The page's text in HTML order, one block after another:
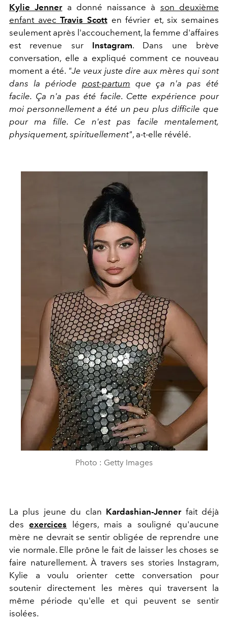
Kylie Jennera donné naissance à son deuxième
enfant avecTravis Scotten février et, six semaines
seulement après l'accouchement, la femme d'affaires
est revenue sur Instagram. Dans une brève
conversation, elle a expliqué comment ce nouveau
moment a été. "Je veux juste dire aux mères qui sont
dans la période post-partum que ça n'a pas été
facile. Ça n'a pas été facile. Cette expérience pour
moi personnellement a été un peu plus difficile que
pour ma fille. Ce n'est pas facile mentalement,
physiquement, spirituellement", a-t-elle révélé.
Photo : Getty Images
La plus jeune du clan Kardashian-Jennerfait déjà
desexercices légers, mais a souligné qu'aucune
mère ne devrait se sentir obligée de reprendre une
vie normale. Elle prône le fait de laisser les choses se
faire naturellement. À travers ses stories Instagram,
Kylie a voulu orienter cette conversation pour
soutenir directement les mères qui traversent la
même période qu'elle et qui peuvent se sentir
isolées.